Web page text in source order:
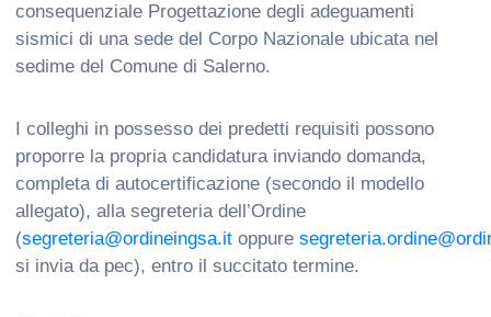
consequenziale Progettazione degli adeguamenti
sismici di una sede del Corpo Nazionale ubicata nel
sedime del Comune di Salerno.
I colleghi in possesso dei predetti requisiti possono
proporre la propria candidatura inviando domanda,
completa di autocertificazione (secondo il modello
allegato), alla segreteria dell’Ordine
(segreteria@ordineingsa.itoppure
si invia da pec), entro il succitato termine.